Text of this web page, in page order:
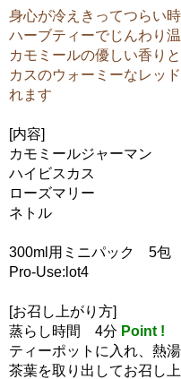
身心が冷えきってつらい
ハーブティーでじんわり
カモミールの優しい香り
カスのウォーミーなレッ
れます
[内容]
カモミールジャーマン
ハイビスカス
ローズマリー
ネトル
300ml用ミニパック 5包
Pro-Use:lot4
[お召し上がり方]
蒸らし時間 4分 Point !
ティーポットに入れ、熱
茶葉を取り出してお召し